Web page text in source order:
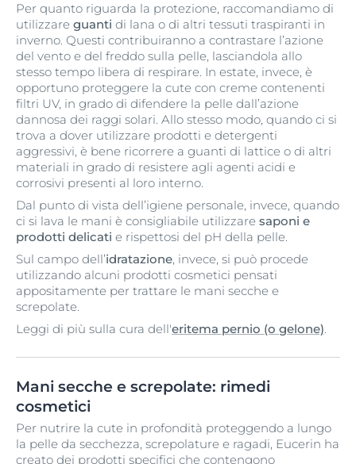
Per quanto riguarda la protezione, raccomandiamo di
utilizzare guanti di lana o di altri tessuti traspiranti in
inverno. Questi contribuiranno a contrastare l’azione
del vento e del freddo sulla pelle, lasciandola allo
stesso tempo libera di respirare. In estate, invece, è
opportuno proteggere la cute con creme contenenti
filtri UV, in grado di difendere la pelle dall’azione
dannosa dei raggi solari. Allo stesso modo, quando ci si
trova a dover utilizzare prodotti e detergenti
aggressivi, è bene ricorrere a guanti di lattice o di altri
materiali in grado di resistere agli agenti acidi e
corrosivi presenti al loro interno.
Dal punto di vista dell’igiene personale, invece, quando
ci si lava le mani è consigliabile utilizzare saponi e
prodotti delicati e rispettosi del pH della pelle.
Sul campo dell’idratazione, invece, si può procede
utilizzando alcuni prodotti cosmetici pensati
appositamente per trattare le mani secche e
screpolate.
Leggi di più sulla cura dell'eritema pernio (o gelone).
Mani secche e screpolate: rimedi
cosmetici
Per nutrire la cute in profondità proteggendo a lungo
la pelle da secchezza, screpolature e ragadi, Eucerin ha
creato dei prodotti specifici che contengono